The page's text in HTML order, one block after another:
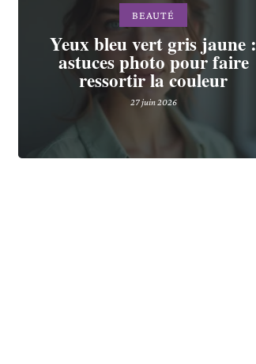
BEAUTÉ
Yeux bleu vert gris jaune :
astuces photo pour faire
ressortir la couleur
27 juin 2026